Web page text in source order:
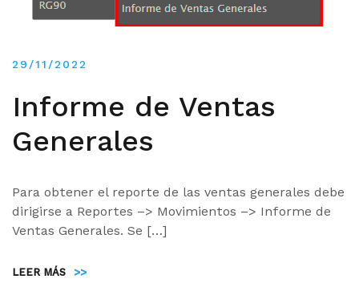
29/11/2022
Informe de Ventas
Generales
Para obtener el reporte de las ventas generales debe
dirigirse a Reportes –> Movimientos –> Informe de
Ventas Generales. Se […]
LEER MÁS >>